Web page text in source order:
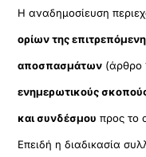
Η αναδημοσίευση
ορίων της
αποσπασμάτων (άρθρο
ενημερωτικούς
και συνδέσμου προς το
Επειδή η διαδικασία